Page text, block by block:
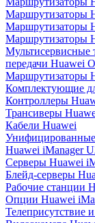
Маршрутизаторы
Маршрутизаторы
Маршрутизаторы
Мультисервисные
передачи Huawei
Маршрутизаторы
Комплектующие
Контроллеры
Трансиверы
Кабели Huawei
Унифицированные
Huawei iManager
Серверы Huawei
Блейд-серверы
Рабочие станции
Опции Huawei
Телеприсутствие